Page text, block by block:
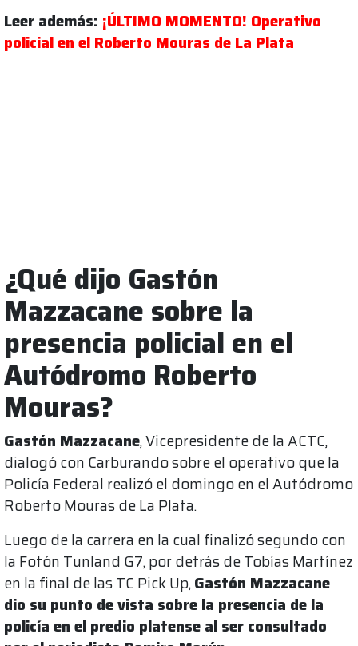
Leer además: ¡ÚLTIMO MOMENTO! Operativo
policial en el Roberto Mouras de La Plata
¿Qué dijo Gastón
Mazzacane sobre la
presencia policial en el
Autódromo Roberto
Mouras?
Gastón Mazzacane, Vicepresidente de la ACTC,
dialogó con Carburando sobre el operativo que la
Policía Federal realizó el domingo en el Autódromo
Roberto Mouras de La Plata.
Luego de la carrera en la cual finalizó segundo con
la Fotón Tunland G7, por detrás de Tobías Martínez
en la final de las TC Pick Up,Gastón Mazzacane
dio su punto de vista sobre la presencia de la
policía en el predio platense al ser consultado